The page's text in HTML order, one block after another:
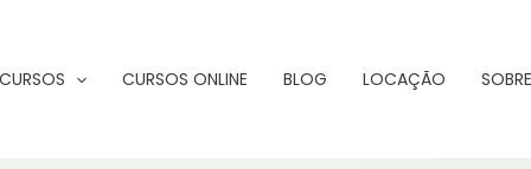
CURSOS CURSOS ONLINE BLOG LOCAÇÃO